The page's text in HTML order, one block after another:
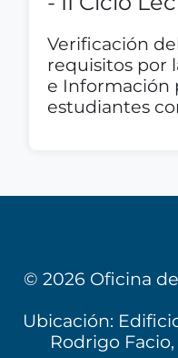
Verificación
requisitos por
e Información
estudiantes
© 2026 Oficina
Ubicación:
Rodrigo Facio,